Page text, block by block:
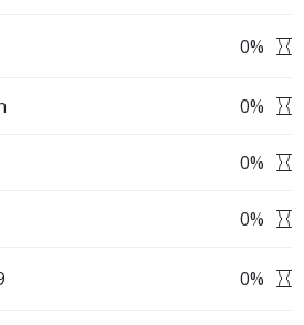
0%
0%
0%
0%
0%